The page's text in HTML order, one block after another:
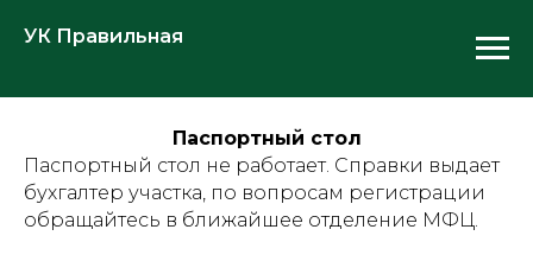
УК Правильная
Паспортный стол
Паспортный стол не работает. Справки выдает
бухгалтер участка, по вопросам регистрации
обращайтесь в ближайшее отделение МФЦ.